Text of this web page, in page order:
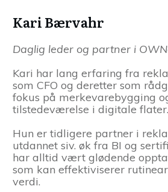
Kari Bærvahr
Daglig leder og partner i
Kari har lang erfaring fra
som CFO og deretter som
fokus på merkevarebygging
tilstedeværelse i digitale flater.
Hun er tidligere partner i
utdannet siv. øk fra BI og
har alltid vært glødende
som kan effektiviserer
verdi.